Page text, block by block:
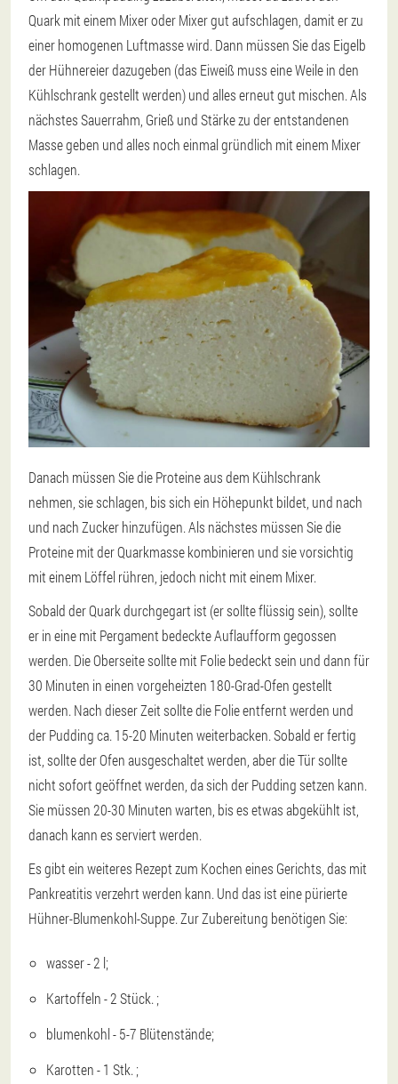
Quark mit einem Mixer oder Mixer gut aufschlagen, damit er zu
einer homogenen Luftmasse wird. Dann müssen Sie das Eigelb
der Hühnereier dazugeben (das Eiweiß muss eine Weile in den
Kühlschrank gestellt werden) und alles erneut gut mischen. Als
nächstes Sauerrahm, Grieß und Stärke zu der entstandenen
Masse geben und alles noch einmal gründlich mit einem Mixer
schlagen.
Danach müssen Sie die Proteine aus dem Kühlschrank
nehmen, sie schlagen, bis sich ein Höhepunkt bildet, und nach
und nach Zucker hinzufügen. Als nächstes müssen Sie die
Proteine mit der Quarkmasse kombinieren und sie vorsichtig
mit einem Löffel rühren, jedoch nicht mit einem Mixer.
Sobald der Quark durchgegart ist (er sollte flüssig sein), sollte
er in eine mit Pergament bedeckte Auflaufform gegossen
werden. Die Oberseite sollte mit Folie bedeckt sein und dann für
30 Minuten in einen vorgeheizten 180-Grad-Ofen gestellt
werden. Nach dieser Zeit sollte die Folie entfernt werden und
der Pudding ca. 15-20 Minuten weiterbacken. Sobald er fertig
ist, sollte der Ofen ausgeschaltet werden, aber die Tür sollte
nicht sofort geöffnet werden, da sich der Pudding setzen kann.
Sie müssen 20-30 Minuten warten, bis es etwas abgekühlt ist,
danach kann es serviert werden.
Es gibt ein weiteres Rezept zum Kochen eines Gerichts, das mit
Pankreatitis verzehrt werden kann. Und das ist eine pürierte
Hühner-Blumenkohl-Suppe. Zur Zubereitung benötigen Sie:
wasser - 2 l;
Kartoffeln - 2 Stück. ;
blumenkohl - 5-7 Blütenstände;
Karotten - 1 Stk. ;